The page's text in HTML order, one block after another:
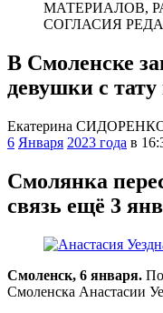
МАТЕРИАЛОВ,
СОГЛАСИЯ
В Смоленске
девушки с тату
Екатерина
6 Января 2023 года в
Смолянка
связь ещё 3
Смоленск, 6 января.
Смоленска Анастасии